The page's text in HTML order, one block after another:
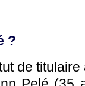
?
de